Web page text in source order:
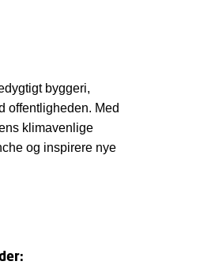
byggeri,
offentligheden. Med
klimavenlige
og inspirere nye